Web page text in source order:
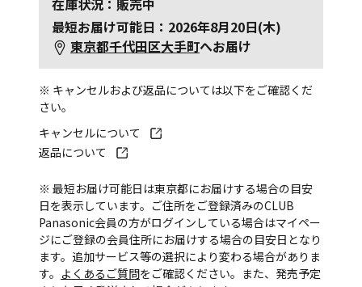
在庫状況：販売中
最短お届け可能日：2026年8月20日(木)
東京都千代田区大手町へお届け
※ キャンセルおよび返品については以下をご確認くだ
さい。
キャンセルについて
返品について
※ 最短お届け可能日は東京都にお届けする場合の目安
日を表示しています。ご住所をご登録済みのCLUB
Panasonic会員の方がログインしている場合はマイペー
ジにご登録の会員住所にお届けする場合の目安日となり
ます。追加サービス等の選択により変わる場合がありま
す。 よくあるご質問をご確認ください。また、発売予定